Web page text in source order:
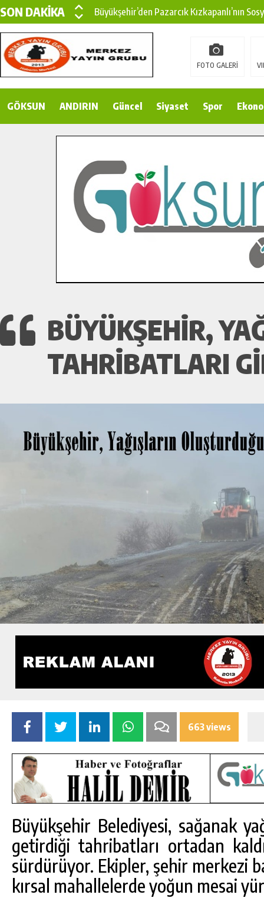
SON DAKİKA
Büyükşehir’den Pazarcık Kızkapanlı’nın
Büyükşehir’den Pazarcık Kırsalına Modern
Çin’den KSÜ’ye Uluslararası Başarı:
Gençler Pusula Maraş Kampında Yeni
İlçe Jandarma Komutanı Karakaya’dan
Bertiz’in Yeni Köprüsünde Sona Doğru.
FOTO GALERİ
GÖKSUN ANDIRIN Güncel Siyaset Spor
BÜYÜKŞEHIR,
TAHRIBATLARI
663 views
Büyükşehir Belediyesi, sağanak
getirdiği tahribatları ortadan
sürdürüyor. Ekipler, şehir merkezi
kırsal mahallelerde yoğun mesai